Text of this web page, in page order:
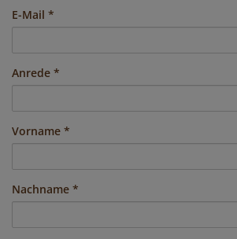
E-Mail
Anrede
Vorname
Nachname